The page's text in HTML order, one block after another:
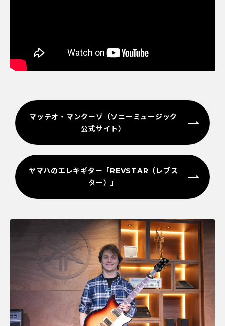
マッテオ・マンクーゾ（ソニーミュージック
公式サイト）
ヤマハのエレキギター「REVSTAR（レブス
ター）」